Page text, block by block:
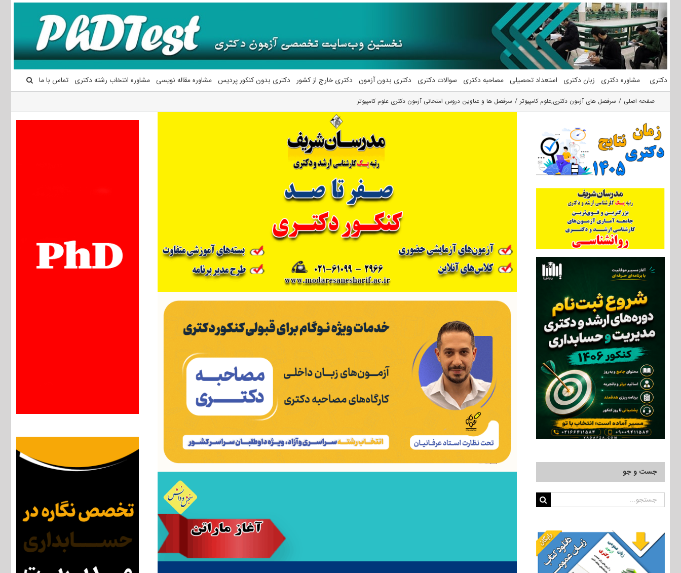
محتوا
دکتری مشاوره دکتری زبان دکتری استعداد تحصیلی مصاحبه دکتری سوالات دکتری دکتری بدون آزمون دکتری خارج از کشور دکتری بدون کنکور پردیس مشاوره مقاله نویسی مشاوره انتخاب رشته دکتری تماس با ما
صفحه اصلی سرفصل های آزمون دکتری,علوم کامپیوتر سرفصل ها و عناوین دروس امتحانی آزمون دکتری علوم کامپیوتر
جست و جو
جستجو